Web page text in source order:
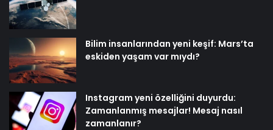
Bilim insanlarından yeni keşif: Mars’ta
eskiden yaşam var mıydı?
Instagram yeni özelliğini duyurdu:
Zamanlanmış mesajlar! Mesaj nasıl
zamanlanır?